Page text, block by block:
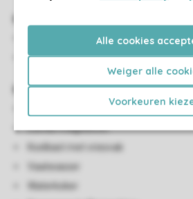
Alle cookies
Weiger alle
Voorkeuren
Kinderstoel
Keuken
Combi-magnetron
Koelkast met vriesvak
Vaatwasser
Waterkoker